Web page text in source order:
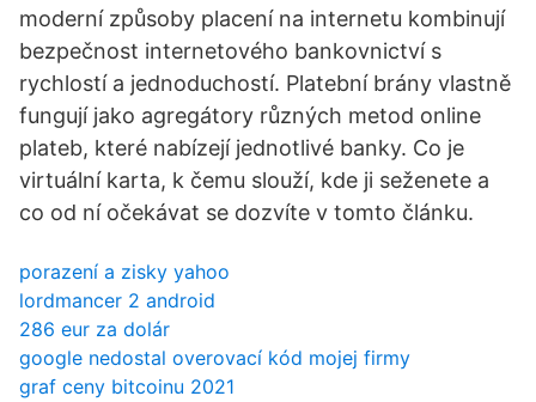
moderní způsoby placení na internetu kombinují
bezpečnost internetového bankovnictví s
rychlostí a jednoduchostí. Platební brány vlastně
fungují jako agregátory různých metod online
plateb, které nabízejí jednotlivé banky. Co je
virtuální karta, k čemu slouží, kde ji seženete a
co od ní očekávat se dozvíte v tomto článku.
porazení a zisky yahoo
lordmancer 2 android
286 eur za dolár
google nedostal overovací kód mojej firmy
graf ceny bitcoinu 2021